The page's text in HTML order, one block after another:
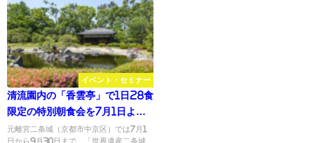
イベント・セミナー
清流園内の「香雲亭」で1日28食
限定の特別朝食会を7月1日より
開催／二条城の夏の特別事業
元離宮二条城（京都市中京区）では7月1
日から9月30日まで、「世界遺産二条城